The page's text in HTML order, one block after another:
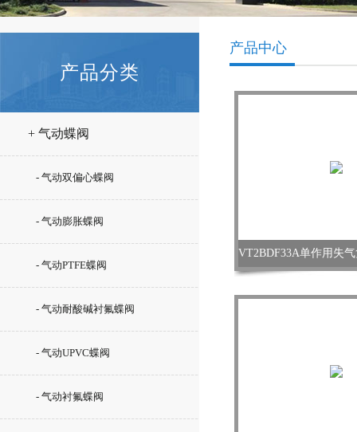
产品分类
+ 气动蝶阀
- 气动双偏心蝶阀
- 气动膨胀蝶阀
- 气动PTFE蝶阀
- 气动耐酸碱衬氟蝶阀
- 气动UPVC蝶阀
- 气动衬氟蝶阀
产品中心